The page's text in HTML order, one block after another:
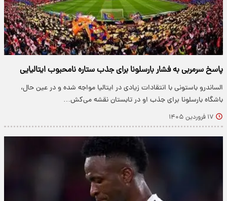
پاسخ سرمربی به فشار بارسلونا برای جذب ستاره نامحبوب ایتالیایی
الساندرو باستونی با انتقادات زیادی در ایتالیا مواجه شده و در عین حال،
باشگاه بارسلونا برای جذب او در تابستان نقشه می‌کش…
۱۷ فروردین ۱۴۰۵